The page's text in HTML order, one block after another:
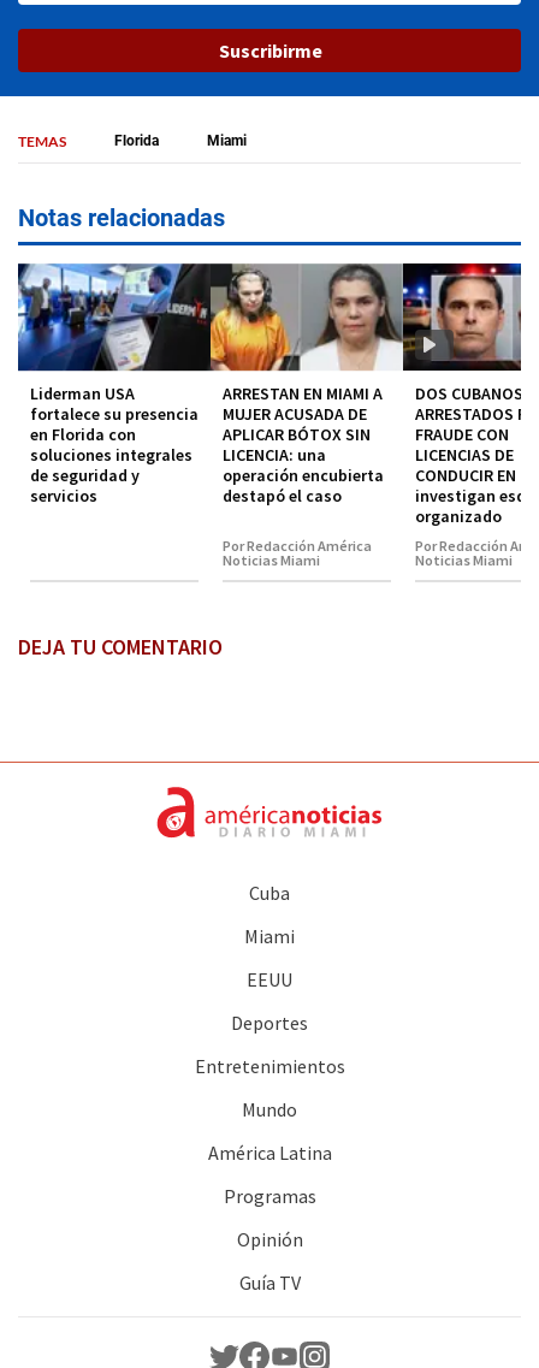
Suscribirme
TEMAS Florida Miami
Notas relacionadas
Liderman USA
fortalece su presencia
en Florida con
soluciones integrales
de seguridad y
servicios
ARRESTAN EN MIAMI A
MUJER ACUSADA DE
APLICAR BÓTOX SIN
LICENCIA: una
operación encubierta
destapó el caso
Por Redacción América
Noticias Miami
DOS CUBANOS
ARRESTADOS
FRAUDE CON
LICENCIAS DE
CONDUCIR EN
investigan
organizado
Por Redacción
Noticias Miami
DEJA TU COMENTARIO
Cuba
Miami
EEUU
Deportes
Entretenimientos
Mundo
América Latina
Programas
Opinión
Guía TV